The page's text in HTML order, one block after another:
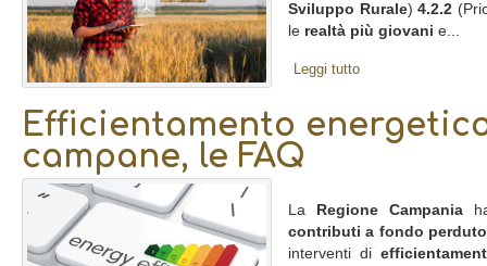
Sviluppo Rurale)4.2.2
le realtà più giovani e...
Leggi tutto
Efficientamento
campane, le FAQ
La Regione Campania
contributi a fondo perduto
interventi di